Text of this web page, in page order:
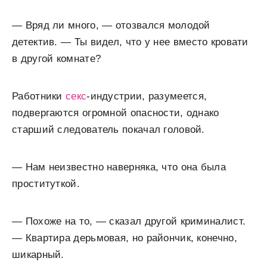
— Вряд ли много, — отозвался молодой
детектив. — Ты видел, что у нее вместо кровати
в другой комнате?
Работникисекс-индустрии, разумеется,
подвергаются огромной опасности, однако
старший следователь покачал головой.
— Нам неизвестно наверняка, что она была
проституткой.
— Похоже на то, — сказал другой криминалист.
— Квартира дерьмовая, но райончик, конечно,
шикарный.